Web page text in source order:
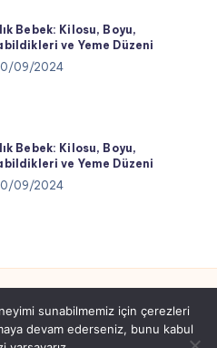
Bebek: Kilosu, Boyu,
ve Yeme Düzeni
09/2024
Bebek: Kilosu, Boyu,
ve Yeme Düzeni
09/2024
gebeyim.com.tr
sunabilmemiz için çerezleri
devam ederseniz, bunu kabul